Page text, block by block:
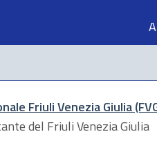
Friuli Venezia Giulia
del Friuli Venezia Giulia